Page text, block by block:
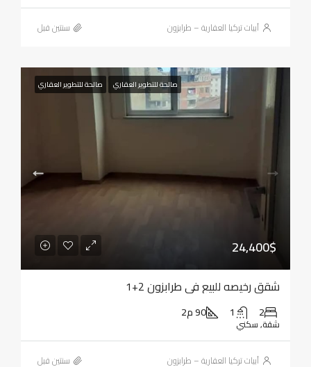
أبيات تركيا العقارية – طرابزون ‏سنتين قبل
صالحة للتطوير العقاري صالحة للتطوير العقاري
24,400$
شقق رخيصه للبيع في طرابزون 2+1
2
1 90 م2
شقة, سكني
أبيات تركيا العقارية – طرابزون ‏سنتين قبل